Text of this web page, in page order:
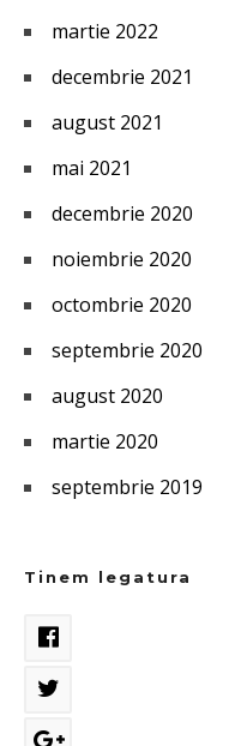
martie 2022
decembrie 2021
august 2021
mai 2021
decembrie 2020
noiembrie 2020
octombrie 2020
septembrie 2020
august 2020
martie 2020
septembrie 2019
Tinem legatura